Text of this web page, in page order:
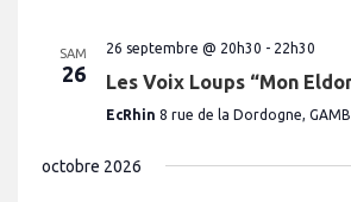
.
SAM
26
26 septembre @ 20h30 - 22h30
Les Voix Loups “Mon
EcRhin 8 rue de la Dordogne,
octobre 2026